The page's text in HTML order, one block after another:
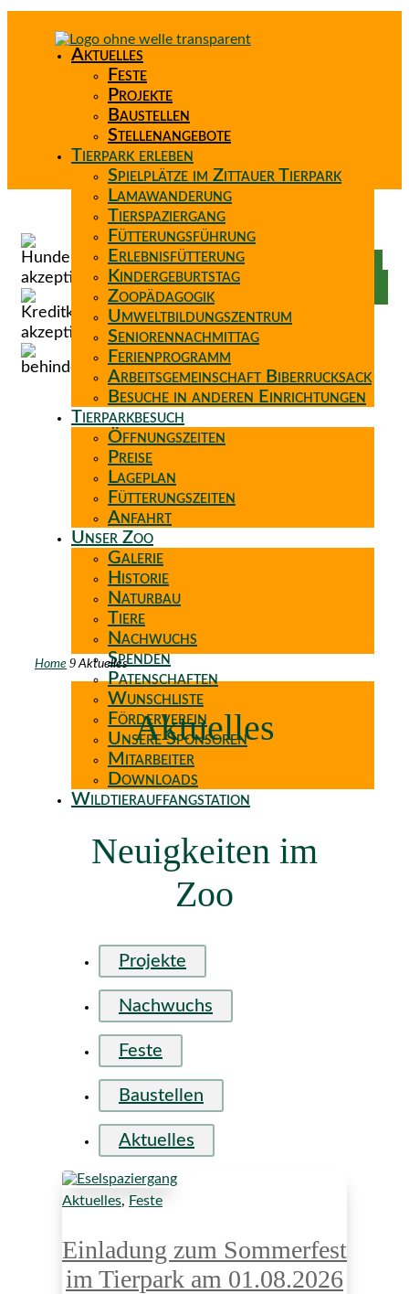
Aktuelles
Feste
Projekte
Baustellen
Stellenangebote
Tierpark erleben
Spielplätze im Zittauer Tierpark
Lamawanderung
Tierspaziergang
Fütterungsführung
Erlebnisfütterung
Kindergeburtstag
Zoopädagogik
Umweltbildungszentrum
Seniorennachmittag
Ferienprogramm
Arbeitsgemeinschaft Biberrucksack
Besuche in anderen Einrichtungen
Tierparkbesuch
Öffnungszeiten
Preise
Lageplan
Fütterungszeiten
Anfahrt
Unser Zoo
Galerie
Historie
Naturbau
Tiere
Nachwuchs
Spenden
Patenschaften
Wunschliste
Förderverein
Unsere Sponsoren
Mitarbeiter
Downloads
Wildtierauffangstation
Home 9 Aktuelles
Aktuelles
Neuigkeiten im
Zoo
Projekte
Nachwuchs
Feste
Baustellen
Aktuelles
Aktuelles, Feste
Einladung zum Sommerfest
im Tierpark am 01.08.2026